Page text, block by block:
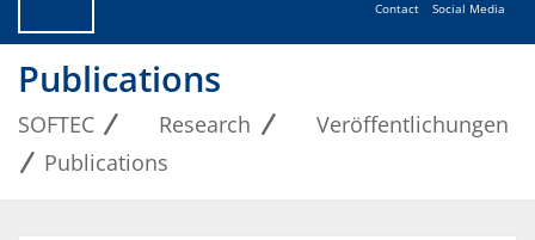
Contact Social Media
Publications
SOFTEC Research
Veröffentlichungen
Publications